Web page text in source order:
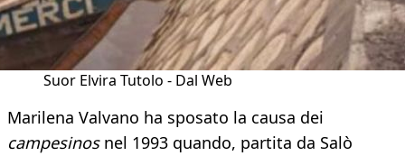
Suor Elvira Tutolo - Dal Web
Marilena Valvano ha sposato la causa dei
campesinosnel 1993 quando, partita da Salò